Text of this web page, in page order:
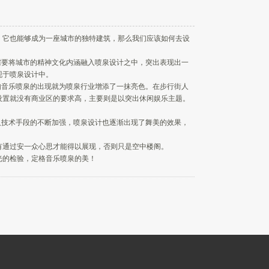
也能够成为一座城市的独特建筑，那么我们应该如何去设
将城市的精神文化内涵融入喷泉设计之中，突出表现出一
喷泉设计中。
喷泉的出现就为喷泉行业增添了一抹亮色。在步行街人
就没有商业区的要求高，主要则是以突出休闲娱乐主题。
手段的不断加强，喷泉设计也逐渐出现了舞美的效果，
安一众心思才能得以展现，否则只是空中楼阁。
检验，定格音乐喷泉的美！